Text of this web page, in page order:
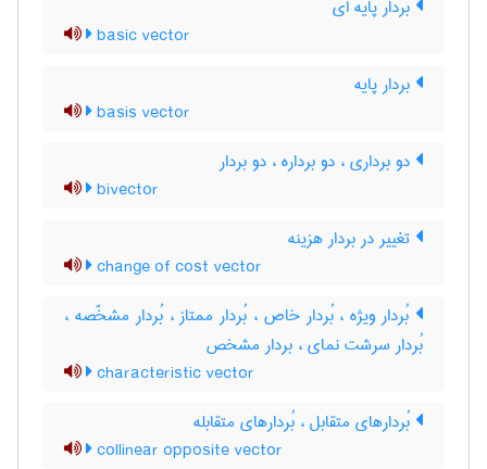
بردار پایه ای
basic vector
بردار پایه
basis vector
دو برداری ، دو برداره ، دو بردار
bivector
تغییر در بردار هزینه
change of cost vector
بُردار ویژه ، بُردار خاص ، بُردار ممتاز ، بُردار مشخّصه ،
بُردار سرشت نمای ، بردار مشخص
characteristic vector
بُردارهای متقابل ، بُردارهای متقابله
collinear opposite vector